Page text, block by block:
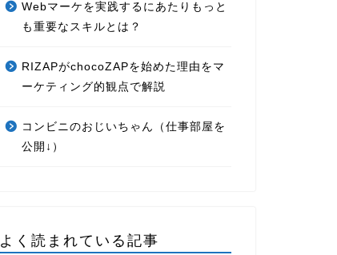
Webマーケを実践するにあたりもっと
も重要なスキルとは？
RIZAPがchocoZAPを始めた理由をマ
ーケティング的観点で解説
コンビニのおじいちゃん（仕事部屋を
公開↓）
よく読まれている記事